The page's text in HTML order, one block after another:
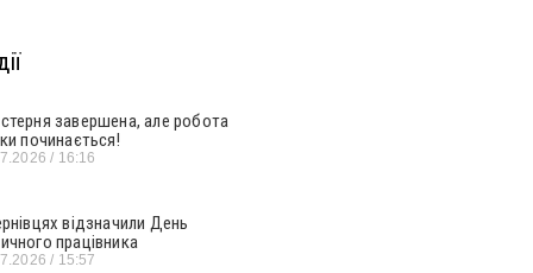
завершена, але робота
починається!
16:16
відзначили День
працівника
15:57